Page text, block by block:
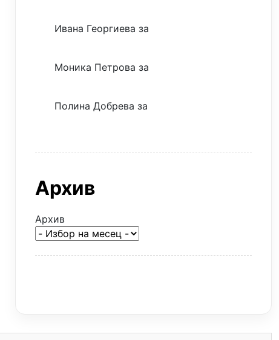
Ивана Георгиева за
Моника Петрова за
Полина Добрева за
Архив
Архив